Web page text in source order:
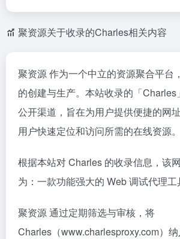
聚资源关于收录的Charles相关内容
聚资源 作为一个中立的资源聚合平台
的创建与生产。本站收录的「Charles
公开渠道，旨在为用户提供便捷的网
用户快速定位和访问所需的在线资源。
根据本站对 Charles 的收录信息，该
为：一款功能强大的 Web 调试代理工
聚资源 通过定期筛选与审核，将
Charles（www.charlesproxy.com）